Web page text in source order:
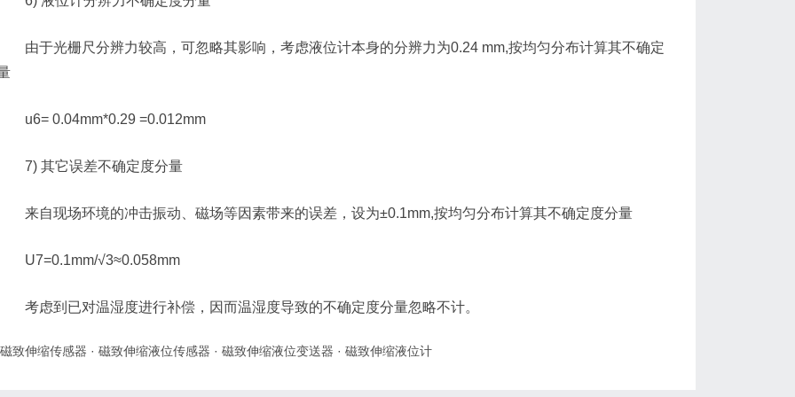
由于光栅尺分辨力较高，可忽略其影响，考虑液位计本身的分辨力为0.24 mm,按均匀分布计算其不确定
u6= 0.04mm*0.29 =0.012mm
7) 其它误差不确定度分量
来自现场环境的冲击振动、磁场等因素带来的误差，设为±0.1mm,按均匀分布计算其不确定度分量
U7=0.1mm/√3≈0.058mm
考虑到已对温湿度进行补偿，因而温湿度导致的不确定度分量忽略不计。
磁致伸缩传感器 · 磁致伸缩液位传感器 · 磁致伸缩液位变送器 · 磁致伸缩液位计